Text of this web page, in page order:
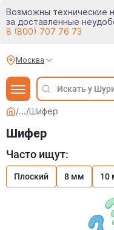
Возможны технические
за доставленные
8 (800) 707 76 73
Москва
/.../Шифер
Шифер
Часто ищут:
Плоский 8 мм 10